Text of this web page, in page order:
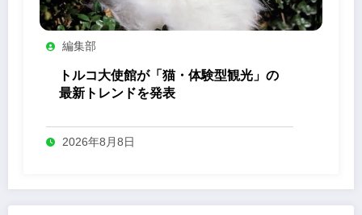
編集部
トルコ大使館が「猫・体験型観光」の
最新トレンドを発表
2026年8月8日